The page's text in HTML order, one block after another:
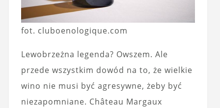
fot. cluboenologique.com
Lewobrzeżna legenda? Owszem. Ale
przede wszystkim dowód na to, że wielkie
wino nie musi być agresywne, żeby być
niezapomniane. Château Margaux